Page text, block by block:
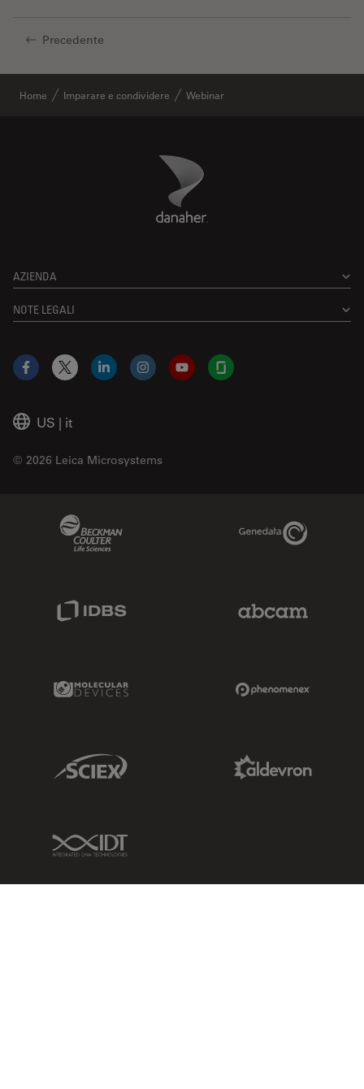
Precedente
Home Imparare e condividere Webinar
Danaher Logo
AZIENDA
NOTE LEGALI
US | it
© 2026 Leica Microsystems
Facebook
X LinkedInInstagramYouTubeGlassdoor
Genedata Link
Molecular Devices Link
Sciex Link
IDT Link